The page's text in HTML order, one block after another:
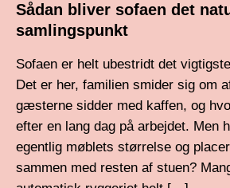
Sådan bliver sofaen det
samlingspunkt
Sofaen er helt ubestridt det
Det er her, familien smider sig om
gæsterne sidder med kaffen, og
efter en lang dag på arbejdet. Men
egentlig møblets størrelse og
sammen med resten af stuen?